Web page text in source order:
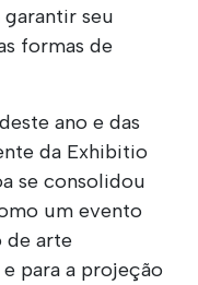
seu
formas de
ano e das
da Exhibitio
se consolidou
um evento
de arte
para a projeção